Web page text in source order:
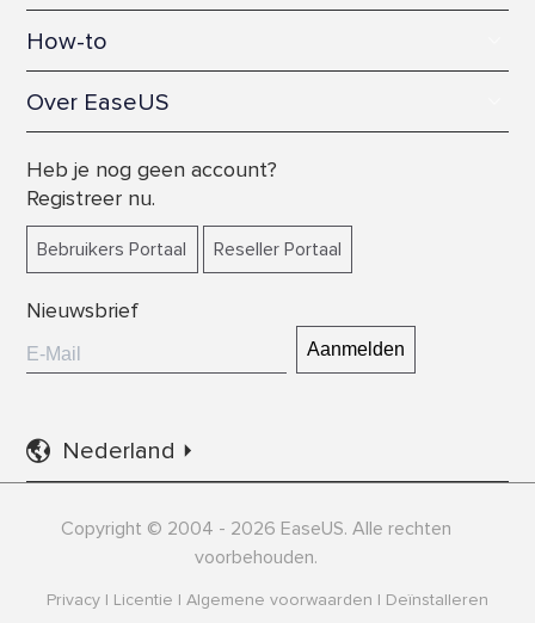
Licentiecode activeren
Contact opnemen met het Support Team
Gratis Gegevensherstel Software
Gratis Backup Software
Gratis Partitie Manager Software
Gratis software voor gegevensoverdracht
Gratis software voor iphone
gegevensoverdracht
How-to
Bestanden terughalen
Afbeeldingen terughalen
Geheugenkaart herstellen
Harde schijf herstellen
Geformatteerde data herstellen
Data terughalen
Partitie herstellen
Back-up en herstel
Schijfbeheer
Gegevens Overzetten
Mac Gegevensherstel
Over EaseUS
Wordt Partner
Contact
Heb je nog geen account?
Registreer nu.
Bebruikers Portaal Reseller Portaal
Nieuwsbrief
 Nederland 
Copyright © 2004 - 2026 EaseUS. Alle rechten
voorbehouden.
Privacy Licentie Algemene voorwaarden Deïnstalleren